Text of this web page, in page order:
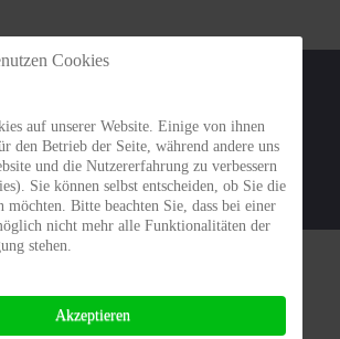
Termine
Cookies
auf unserer Website. Einige von ihnen
den Betrieb der Seite, während andere uns
und die Nutzererfahrung zu verbessern
Sie können selbst entscheiden, ob Sie die
möchten. Bitte beachten Sie, dass bei einer
nicht mehr alle Funktionalitäten der
stehen.
Akzeptieren